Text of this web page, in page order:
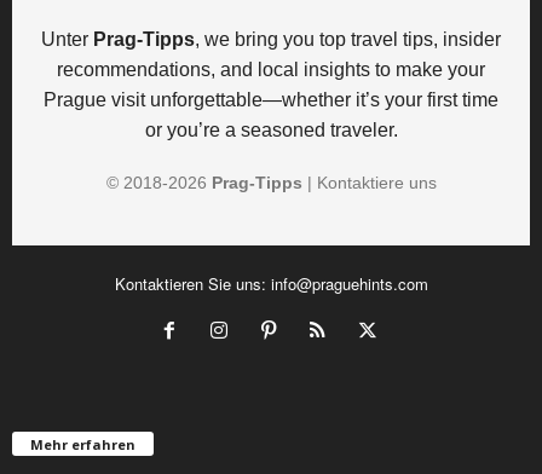
Unter Prag-Tipps, we bring you top travel tips, insider
recommendations, and local insights to make your
Prague visit unforgettable—whether it’s your first time
or you’re a seasoned traveler.
© 2018-2026 Prag-Tipps | Kontaktiere uns
Kontaktieren Sie uns: info@praguehints.com
Mehr erfahren